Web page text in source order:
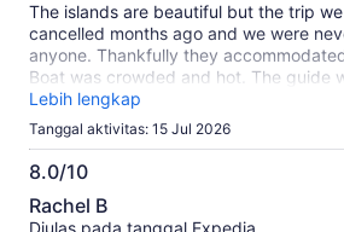
The islands are beautiful but the trip
cancelled months ago and we were
anyone. Thankfully they
Boat was crowded and hot. The guide
the other passengers were noisy.
Lebih lengkap
Tanggal aktivitas: 15 Jul 2026
8.0/10
8.0
dari
Rachel B